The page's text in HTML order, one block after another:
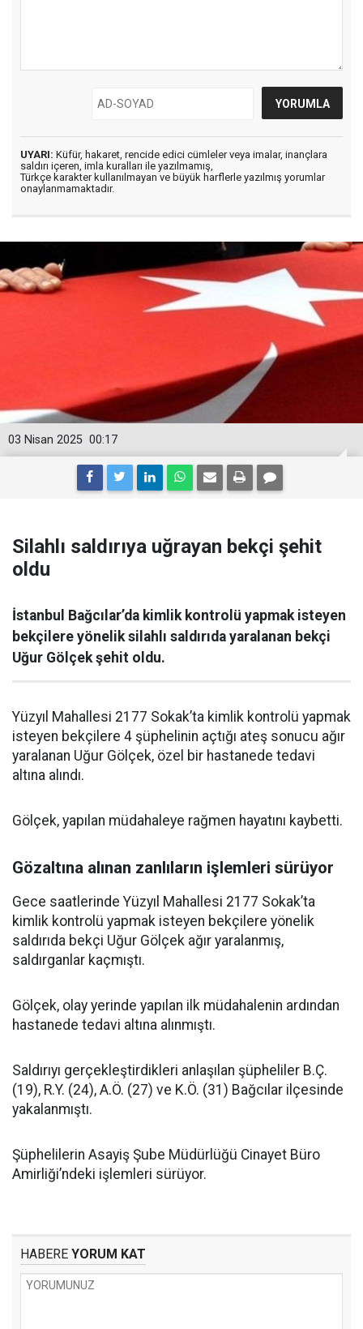
UYARI: Küfür, hakaret, rencide edici cümleler veya imalar, inançlara
saldırı içeren, imla kuralları ile yazılmamış,
Türkçe karakter kullanılmayan ve büyük harflerle yazılmış yorumlar
onaylanmamaktadır.
00:17
03 Nisan 2025
Silahlı saldırıya uğrayan bekçi şehit
oldu
İstanbul Bağcılar’da kimlik kontrolü yapmak isteyen
bekçilere yönelik silahlı saldırıda yaralanan bekçi
Uğur Gölçek şehit oldu.
Yüzyıl Mahallesi 2177 Sokak’ta kimlik kontrolü yapmak
isteyen bekçilere 4 şüphelinin açtığı ateş sonucu ağır
yaralanan Uğur Gölçek, özel bir hastanede tedavi
altına alındı.
Gölçek, yapılan müdahaleye rağmen hayatını kaybetti.
Gözaltına alınan zanlıların işlemleri sürüyor
Gece saatlerinde Yüzyıl Mahallesi 2177 Sokak’ta
kimlik kontrolü yapmak isteyen bekçilere yönelik
saldırıda bekçi Uğur Gölçek ağır yaralanmış,
saldırganlar kaçmıştı.
Gölçek, olay yerinde yapılan ilk müdahalenin ardından
hastanede tedavi altına alınmıştı.
Saldırıyı gerçekleştirdikleri anlaşılan şüpheliler B.Ç.
(19), R.Y. (24), A.Ö. (27) ve K.Ö. (31) Bağcılar ilçesinde
yakalanmıştı.
Şüphelilerin Asayiş Şube Müdürlüğü Cinayet Büro
Amirliği’ndeki işlemleri sürüyor.
HABERE YORUM KAT